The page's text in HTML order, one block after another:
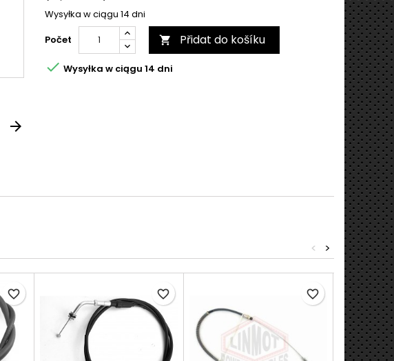

Wysyłka w ciągu 14 dni
Počet
 Přidat do košíku
 Wysyłka w ciągu 14 dni
>
<
favorite_border favorite_border favorite_border